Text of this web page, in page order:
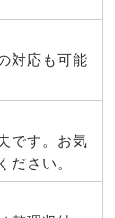
対応も可能
です。お気
ださい。